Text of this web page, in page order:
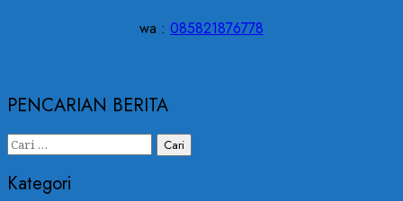
wa : 085821876778
PENCARIAN BERITA
Cari
Kategori